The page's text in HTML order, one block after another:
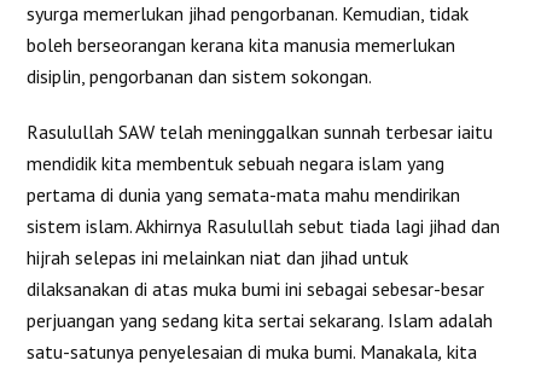
syurga memerlukan jihad pengorbanan. Kemudian, tidak
boleh berseorangan kerana kita manusia memerlukan
disiplin, pengorbanan dan sistem sokongan.
Rasulullah SAW telah meninggalkan sunnah terbesar iaitu
mendidik kita membentuk sebuah negara islam yang
pertama di dunia yang semata-mata mahu mendirikan
sistem islam. Akhirnya Rasulullah sebut tiada lagi jihad dan
hijrah selepas ini melainkan niat dan jihad untuk
dilaksanakan di atas muka bumi ini sebagai sebesar-besar
perjuangan yang sedang kita sertai sekarang. Islam adalah
satu-satunya penyelesaian di muka bumi. Manakala, kita